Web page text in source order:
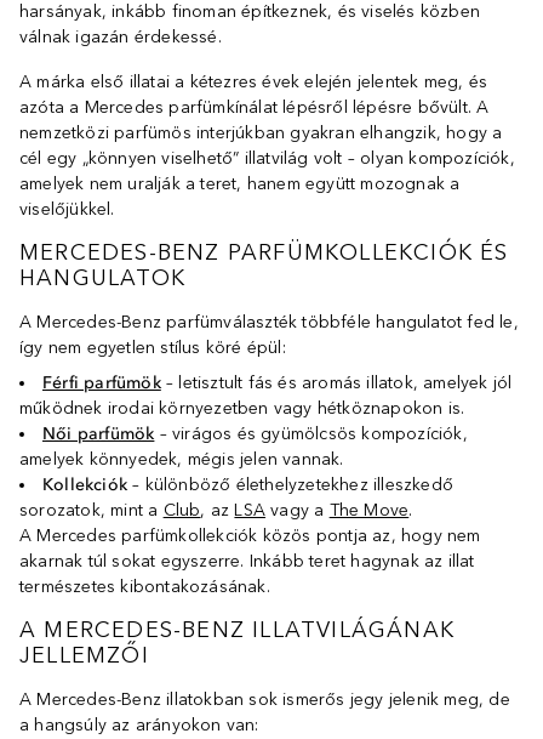
harsányak, inkább finoman építkeznek, és viselés közben
válnak igazán érdekessé.
A márka első illatai a kétezres évek elején jelentek meg, és
azóta a Mercedes parfümkínálat lépésről lépésre bővült. A
nemzetközi parfümös interjúkban gyakran elhangzik, hogy a
cél egy „könnyen viselhető” illatvilág volt – olyan kompozíciók,
amelyek nem uralják a teret, hanem együtt mozognak a
viselőjükkel.
MERCEDES-BENZ PARFÜMKOLLEKCIÓK ÉS
HANGULATOK
A Mercedes-Benz parfümválaszték többféle hangulatot fed le,
így nem egyetlen stílus köré épül:
Férfi parfümök– letisztult fás és aromás illatok, amelyek jól
működnek irodai környezetben vagy hétköznapokon is.
Női parfümök – virágos és gyümölcsös kompozíciók,
amelyek könnyedek, mégis jelen vannak.
Kollekciók – különböző élethelyzetekhez illeszkedő
sorozatok, mint a Club, azLSA vagy a The Move.
A Mercedes parfümkollekciók közös pontja az, hogy nem
akarnak túl sokat egyszerre. Inkább teret hagynak az illat
természetes kibontakozásának.
A MERCEDES-BENZ ILLATVILÁGÁNAK
JELLEMZŐI
A Mercedes-Benz illatokban sok ismerős jegy jelenik meg, de
a hangsúly az arányokon van: